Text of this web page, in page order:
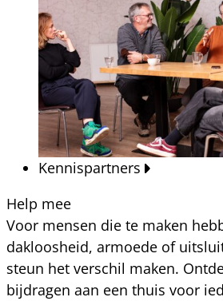
Kennispartners
Help mee
Voor mensen die te maken
dakloosheid, armoede of
steun het verschil maken.
bijdragen aan een thuis voor